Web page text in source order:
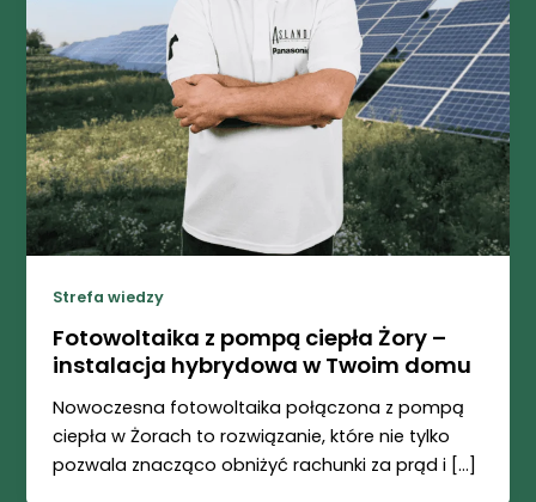
Strefa wiedzy
Fotowoltaika z pompą ciepła Żory –
instalacja hybrydowa w Twoim domu
Nowoczesna fotowoltaika połączona z pompą
ciepła w Żorach to rozwiązanie, które nie tylko
pozwala znacząco obniżyć rachunki za prąd i […]